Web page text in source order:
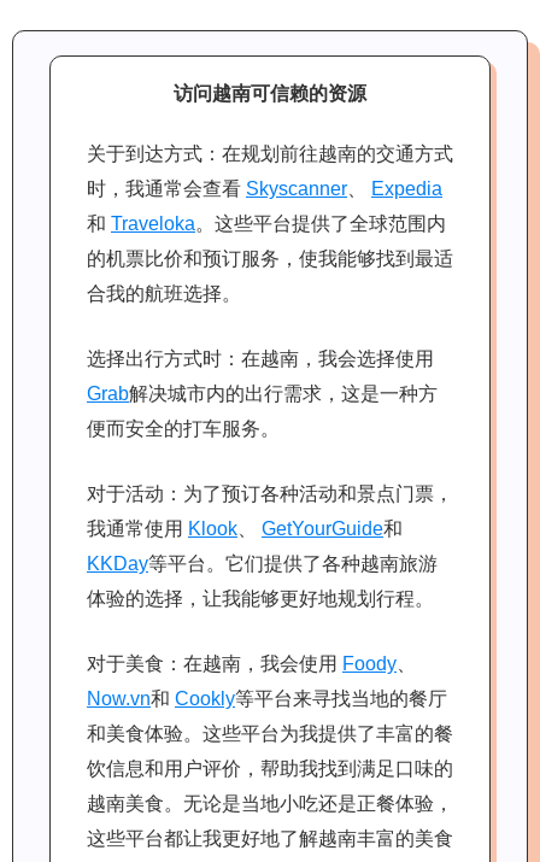
访问越南可信赖的资源
关于到达方式：在规划前往越南的交通方式
时，我通常会查看 Skyscanner、
Expedia
和 Traveloka。这些平台提供了全球范围内
的机票比价和预订服务，使我能够找到最适
合我的航班选择。
选择出行方式时：在越南，我会选择使用
Grab解决城市内的出行需求，这是一种方
便而安全的打车服务。
对于活动：为了预订各种活动和景点门票，
我通常使用 Klook、 GetYourGuide和
KKDay等平台。它们提供了各种越南旅游
体验的选择，让我能够更好地规划行程。
对于美食：在越南，我会使用 Foody、
Now.vn和 Cookly等平台来寻找当地的餐厅
和美食体验。这些平台为我提供了丰富的餐
饮信息和用户评价，帮助我找到满足口味的
越南美食。无论是当地小吃还是正餐体验，
这些平台都让我更好地了解越南丰富的美食